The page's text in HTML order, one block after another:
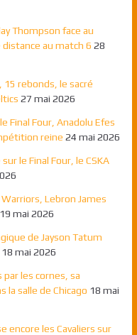
Thompson face au
au match 6 28
rebonds, le sacré
27 mai 2026
Final Four, Anadolu Efes
reine 24 mai 2026
le Final Four, le CSKA
Lebron James
19 mai 2026
de Jayson Tatum
18 mai 2026
par les cornes, sa
la salle de Chicago 18 mai
encore les Cavaliers sur